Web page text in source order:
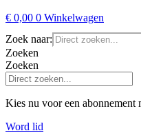
€ 0,00 0 Winkelwagen
Zoek naar:
Zoeken
Zoeken
Kies nu voor een abonnement
Word lid